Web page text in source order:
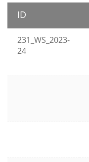
ID
231_WS_2023-
24